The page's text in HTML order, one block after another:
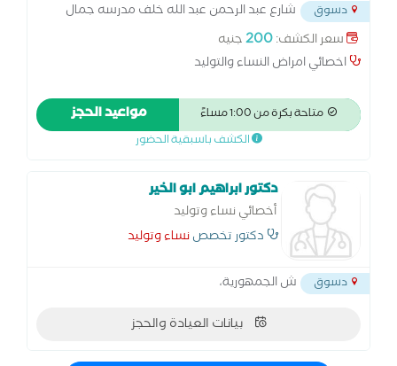
دسوق
شارع عبد الرحمن عبد الله خلف مدرسه جمال
عبد الناصر المرور الجديد دسوق
سعر الكشف:200جنيه
اخصائي امراض النساء والتوليد
متاحة بكرة من 1:00 مساءً مواعيد الحجز
الكشف باسبقية الحضور
دكتور ابراهيم ابو الخير
أخصائي نساء وتوليد
دكتور تخصصنساء وتوليد
دسوق ش الجمهورية،
بيانات العيادة والحجز